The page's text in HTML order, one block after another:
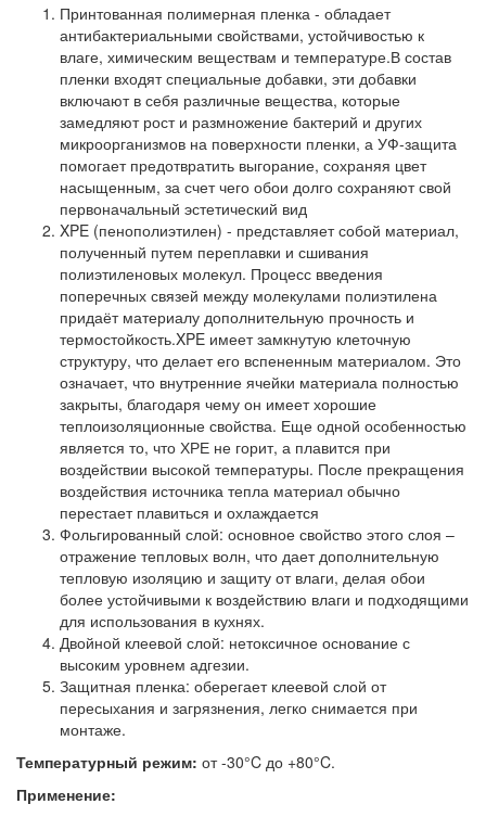
Принтованная полимерная пленка - обладает
антибактериальными свойствами, устойчивостью к
влаге, химическим веществам и температуре.В состав
пленки входят специальные добавки, эти добавки
включают в себя различные вещества, которые
замедляют рост и размножение бактерий и других
микроорганизмов на поверхности пленки, а УФ-защита
помогает предотвратить выгорание, сохраняя цвет
насыщенным, за счет чего обои долго сохраняют свой
первоначальный эстетический вид
XPE (пенополиэтилен) - представляет собой материал,
полученный путем переплавки и сшивания
полиэтиленовых молекул. Процесс введения
поперечных связей между молекулами полиэтилена
придаёт материалу дополнительную прочность и
термостойкость.XPE имеет замкнутую клеточную
структуру, что делает его вспененным материалом. Это
означает, что внутренние ячейки материала полностью
закрыты, благодаря чему он имеет хорошие
теплоизоляционные свойства. Еще одной особенностью
является то, что ХРЕ не горит, а плавится при
воздействии высокой температуры. После прекращения
воздействия источника тепла материал обычно
перестает плавиться и охлаждается
Фольгированный слой: основное свойство этого слоя –
отражение тепловых волн, что дает дополнительную
тепловую изоляцию и защиту от влаги, делая обои
более устойчивыми к воздействию влаги и подходящими
для использования в кухнях.
Двойной клеевой слой: нетоксичное основание с
высоким уровнем адгезии.
Защитная пленка: оберегает клеевой слой от
пересыхания и загрязнения, легко снимается при
монтаже.
Температурный режим: от -30°C до +80°C.
Применение: